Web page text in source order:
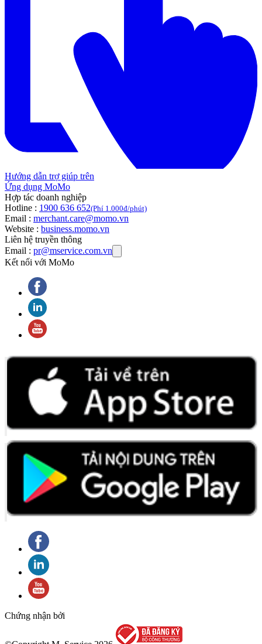
Hướng dẫn trợ giúp trên
Ứng dụng MoMo
Hợp tác doanh nghiệp
Hotline : 1900 636 652(Phí 1.000đ/phút)
Email : merchant.care@momo.vn
Website : business.momo.vn
Liên hệ truyền thông
Email : pr@mservice.com.vn
Kết nối với MoMo
Chứng nhận bởi